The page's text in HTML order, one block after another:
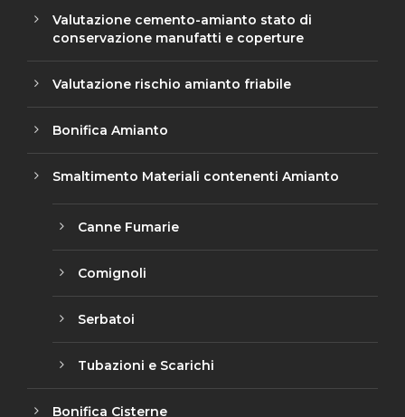
Valutazione cemento-amianto stato di
conservazione manufatti e coperture
Valutazione rischio amianto friabile
Bonifica Amianto
Smaltimento Materiali contenenti Amianto
Canne Fumarie
Comignoli
Serbatoi
Tubazioni e Scarichi
Bonifica Cisterne